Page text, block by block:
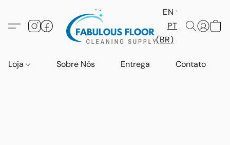
EN
PT
(BR)
Loja Sobre Nós Entrega Contato